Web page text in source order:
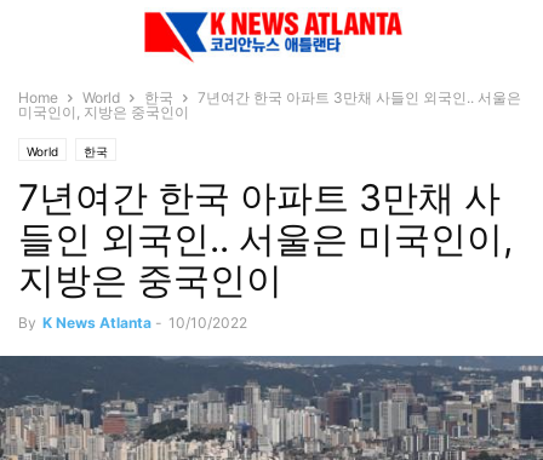
Home World 한국
7년여간 한국 아파트 3만채 사들인 외국인.. 서울은
미국인이, 지방은 중국인이
World 한국
7년여간 한국 아파트 3만채 사
들인 외국인.. 서울은 미국인이,
지방은 중국인이
By K News Atlanta - 10/10/2022